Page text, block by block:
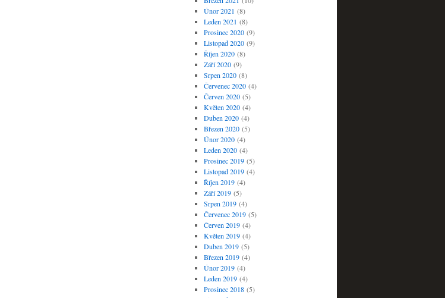
Únor 2021 (8)
Leden 2021 (8)
Prosinec 2020(9)
Listopad 2020(9)
Říjen 2020(8)
Září 2020(9)
Srpen 2020(8)
Červenec 2020(4)
Červen 2020(5)
Květen 2020(4)
Duben 2020(4)
Březen 2020(5)
Únor 2020(4)
Leden 2020(4)
Prosinec 2019(5)
Listopad 2019(4)
Říjen 2019(4)
Září 2019(5)
Srpen 2019(4)
Červenec 2019(5)
Červen 2019(4)
Květen 2019(4)
Duben 2019(5)
Březen 2019(4)
Únor 2019(4)
Leden 2019(4)
Prosinec 2018(5)